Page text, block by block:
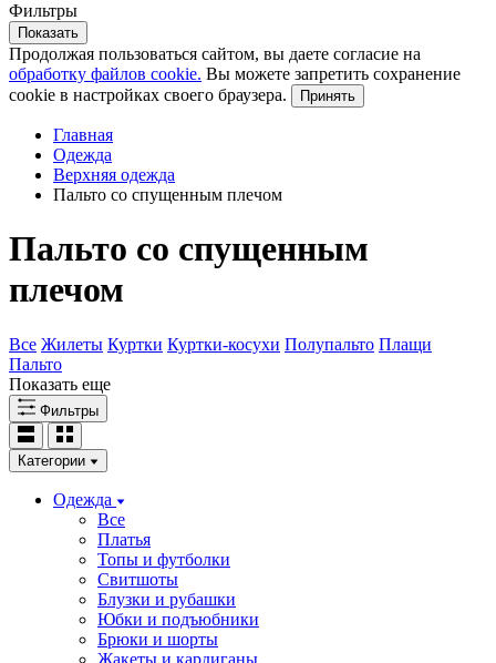
Фильтры
Показать
Продолжая пользоваться сайтом, вы даете согласие на
обработку файлов cookie. Вы можете запретить сохранение
cookie в настройках своего браузера.
Принять
Главная
Одежда
Верхняя одежда
Пальто со спущенным плечом
Пальто со спущенным
плечом
Все Жилеты Куртки Куртки-косухи Полупальто Плащи
Пальто
Показать еще
Фильтры
Категории
Одежда
Все
Платья
Топы и футболки
Свитшоты
Блузки и рубашки
Юбки и подъюбники
Брюки и шорты
Жакеты и кардиганы